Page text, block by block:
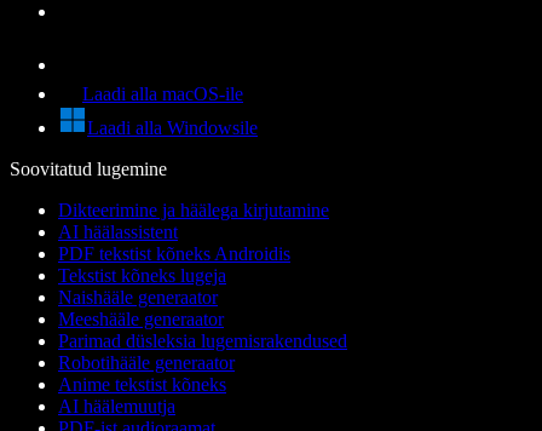
Laadi alla macOS-ile
Laadi alla Windowsile
Soovitatud lugemine
Dikteerimine ja häälega kirjutamine
AI häälassistent
PDF tekstist kõneks Androidis
Tekstist kõneks lugeja
Naishääle generaator
Meeshääle generaator
Parimad düsleksia lugemisrakendused
Robotihääle generaator
Anime tekstist kõneks
AI häälemuutja